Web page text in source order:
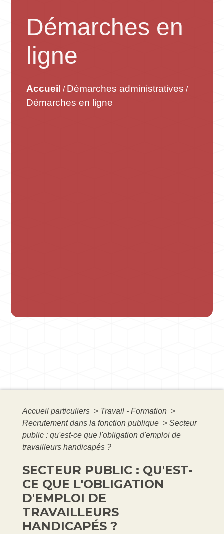
Démarches en
ligne
Accueil / Démarches administratives /
Démarches en ligne
Accueil particuliers > Travail - Formation >
Recrutement dans la fonction publique > Secteur
public : qu'est-ce que l'obligation d'emploi de
travailleurs handicapés ?
SECTEUR PUBLIC : QU'EST-
CE QUE L'OBLIGATION
D'EMPLOI DE
TRAVAILLEURS
HANDICAPÉS ?